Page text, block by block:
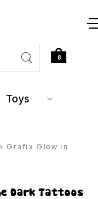
Toys
0
> Grafix Glow in
Dark Tattoos